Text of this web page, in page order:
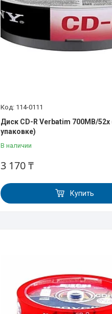
114-0111
Диск CD-R Verbatim 700МВ/52х
упаковке)
В наличии
3 170 ₸
Купить